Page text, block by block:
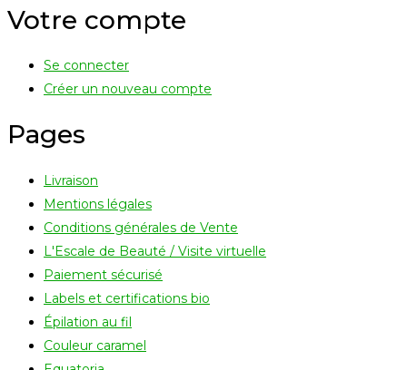
Votre compte
Se connecter
Créer un nouveau compte
Pages
Livraison
Mentions légales
Conditions générales de Vente
L'Escale de Beauté / Visite virtuelle
Paiement sécurisé
Labels et certifications bio
Épilation au fil
Couleur caramel